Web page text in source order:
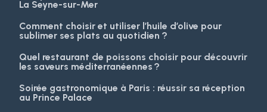
La Seyne-sur-Mer
Comment choisir et utiliser l’huile d’olive pour
sublimer ses plats au quotidien ?
Quel restaurant de poissons choisir pour découvrir
les saveurs méditerranéennes ?
Soirée gastronomique à Paris : réussir sa réception
au Prince Palace